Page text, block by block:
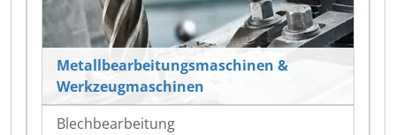
Metallbearbeitungsmaschinen &
Werkzeugmaschinen
Blechbearbeitung